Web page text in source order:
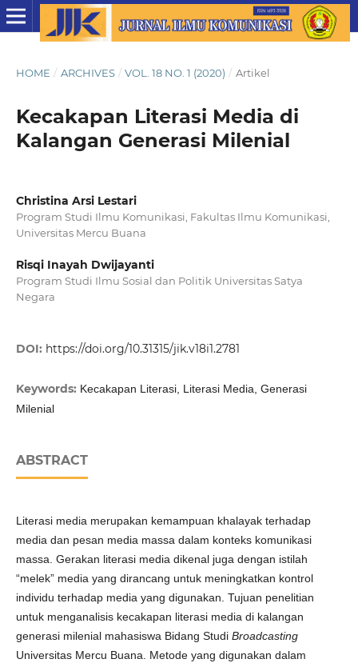
HOME / ARCHIVES / VOL. 18 NO. 1 (2020) / Artikel
Kecakapan Literasi Media di
Kalangan Generasi Milenial
Christina Arsi Lestari
Program Studi Ilmu Komunikasi, Fakultas Ilmu Komunikasi,
Universitas Mercu Buana
Risqi Inayah Dwijayanti
Program Studi Ilmu Sosial dan Politik Universitas Satya
Negara
DOI: https://doi.org/10.31315/jik.v18i1.2781
Keywords: Kecakapan Literasi, Literasi Media, Generasi
Milenial
ABSTRACT
Literasi media merupakan kemampuan khalayak terhadap
media dan pesan media massa dalam konteks komunikasi
massa. Gerakan literasi media dikenal juga dengan istilah
“melek” media yang dirancang untuk meningkatkan kontrol
individu terhadap media yang digunakan. Tujuan penelitian
untuk menganalisis kecakapan literasi media di kalangan
generasi milenial mahasiswa Bidang Studi Broadcasting
Universitas Mercu Buana. Metode yang digunakan dalam